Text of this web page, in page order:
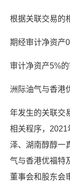
根据关联交易的
期经审计净资产
审计净资产5%
洲际油气与香港
年发生的关联交
相关程序，
泽、湖南醇醇一
气与香港优福特
董事会和股东会